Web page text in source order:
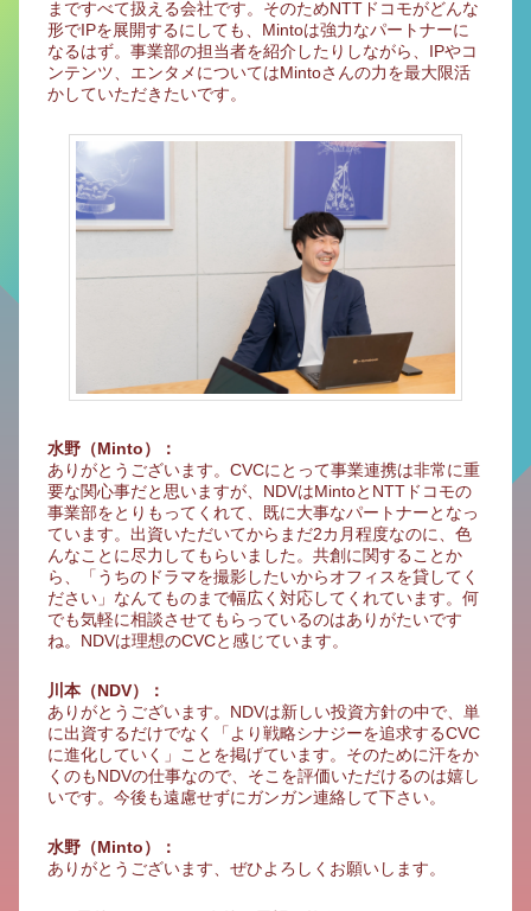
まですべて扱える会社です。そのためNTTドコモがどんな
形でIPを展開するにしても、Mintoは強力なパートナーに
なるはず。事業部の担当者を紹介したりしながら、IPやコ
ンテンツ、エンタメについてはMintoさんの力を最大限活
かしていただきたいです。
水野（Minto）：
ありがとうございます。CVCにとって事業連携は非常に重
要な関心事だと思いますが、NDVはMintoとNTTドコモの
事業部をとりもってくれて、既に大事なパートナーとなっ
ています。出資いただいてからまだ2カ月程度なのに、色
んなことに尽力してもらいました。共創に関することか
ら、「うちのドラマを撮影したいからオフィスを貸してく
ださい」なんてものまで幅広く対応してくれています。何
でも気軽に相談させてもらっているのはありがたいです
ね。NDVは理想のCVCと感じています。
川本（NDV）：
ありがとうございます。NDVは新しい投資方針の中で、単
に出資するだけでなく「より戦略シナジーを追求するCVC
に進化していく」ことを掲げています。そのために汗をか
くのもNDVの仕事なので、そこを評価いただけるのは嬉し
いです。今後も遠慮せずにガンガン連絡して下さい。
水野（Minto）：
ありがとうございます、ぜひよろしくお願いします。